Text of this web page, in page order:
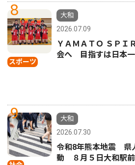
8
スポーツ
大和
2026.07.09
ＹＡＭＡＴＯ ＳＰ
会へ 目指すは日本一
9
大和
2026.07.30
令和8年熊本地震 県
動 ８月５日大和駅